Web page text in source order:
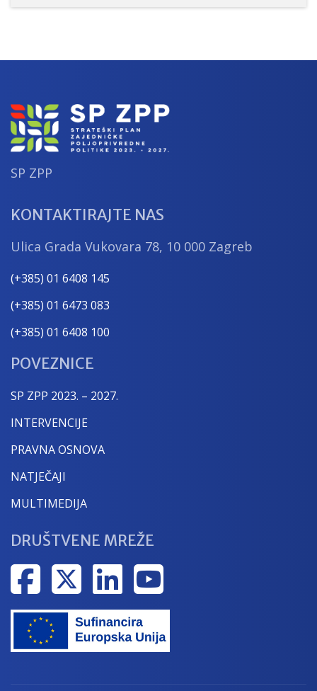
Hrvatske 2023. – 2027.
SP ZPP
KONTAKTIRAJTE NAS
Ulica Grada Vukovara 78, 10 000 Zagreb
(+385) 01 6408 145
(+385) 01 6473 083
(+385) 01 6408 100
POVEZNICE
SP ZPP 2023. – 2027.
INTERVENCIJE
PRAVNA OSNOVA
NATJEČAJI
MULTIMEDIJA
DRUŠTVENE MREŽE